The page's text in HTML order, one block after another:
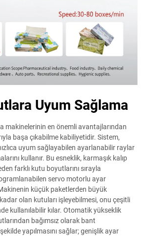
Uyum Sağlama
makinelerinin en önemli avantajlarından
başa çıkabilme kabiliyetidir. Sistem,
uyum sağlayabilen ayarlanabilir raylar
kullanır. Bu esneklik, karmaşık kalıp
farklı kutu boyutlarını sırayla
servo motorlu ayar
küçük paketlerden büyük
olan kutuları işleyebilmesi, onu çeşitli
kullanılabilir kılar. Otomatik yükseklik
bağımsız olarak bant
yapılmasını sağlar; genişlik ayar